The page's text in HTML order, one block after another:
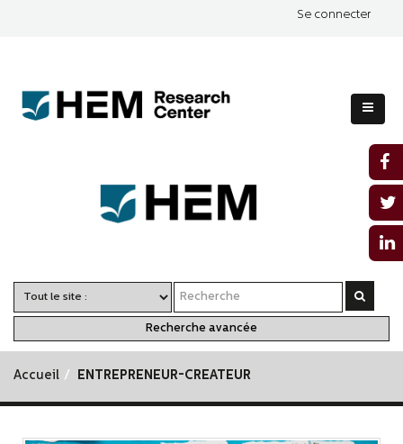
Se connecter
Recherche avancée
Accueil ENTREPRENEUR-CREATEUR